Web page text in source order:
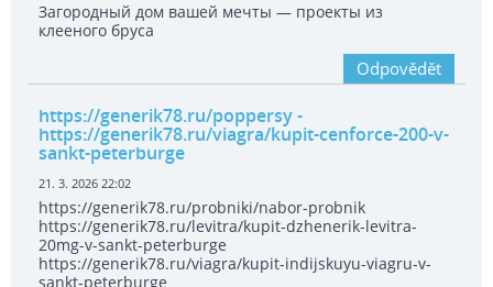
Загородный дом вашей мечты — проекты из
клееного бруса
Odpovědět
https://generik78.ru/poppersy-
https://generik78.ru/viagra/kupit-cenforce-200-v-
sankt-peterburge
21. 3. 2026 22:02
https://generik78.ru/probniki/nabor-probnik
https://generik78.ru/levitra/kupit-dzhenerik-levitra-
20mg-v-sankt-peterburge
https://generik78.ru/viagra/kupit-indijskuyu-viagru-v-
sankt-peterburge